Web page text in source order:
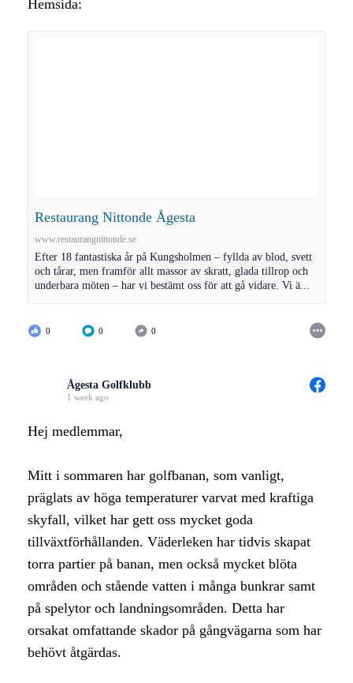
Hemsida:
Restaurang Nittonde Ågesta
www.restaurangnittonde.se
Efter 18 fantastiska år på Kungsholmen – fyllda av blod, svett
och tårar, men framför allt massor av skratt, glada tillrop och
underbara möten – har vi bestämt oss för att gå vidare. Vi ä...
0 0 0
Ågesta Golfklubb
1 week ago
Hej medlemmar,
Mitt i sommaren har golfbanan, som vanligt,
präglats av höga temperaturer varvat med kraftiga
skyfall, vilket har gett oss mycket goda
tillväxtförhållanden. Väderleken har tidvis skapat
torra partier på banan, men också mycket blöta
områden och stående vatten i många bunkrar samt
på spelytor och landningsområden. Detta har
orsakat omfattande skador på gångvägarna som har
behövt åtgärdas.